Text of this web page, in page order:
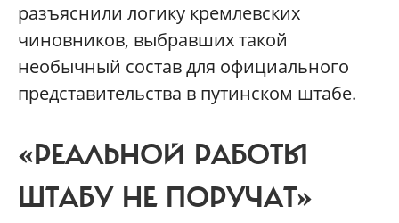
разъяснили логику кремлевских
чиновников, выбравших такой
необычный состав для официального
представительства в путинском штабе.
«РЕАЛЬНОЙ РАБОТЫ
ШТАБУ НЕ ПОРУЧАТ»